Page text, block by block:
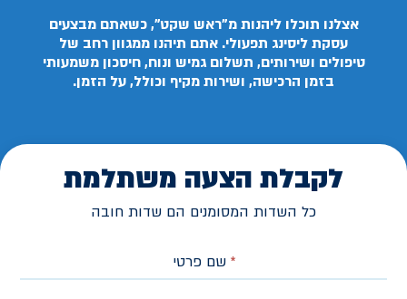
אצלנו תוכלו ליהנות מ"ראש שקט", כשאתם מבצעים
עסקת ליסינג תפעולי. אתם תיהנו ממגוון רחב של
טיפולים ושירותים, תשלום גמיש ונוח, חיסכון משמעותי
בזמן הרכישה, ושירות מקיף וכולל, על הזמן.
לקבלת הצעה משתלמת
כל השדות המסומנים הם שדות חובה
שם פרטי *